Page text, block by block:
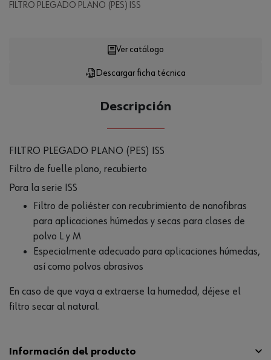
FILTRO PLEGADO PLANO (PES) ISS
Loading...
Descargar ficha técnica
Ver catálogo
Descripción
FILTRO PLEGADO PLANO (PES) ISS
Filtro de fuelle plano, recubierto
Para la serie ISS
Filtro de poliéster con recubrimiento de nanofibras
para aplicaciones húmedas y secas para clases de
polvo L y M
Especialmente adecuado para aplicaciones húmedas,
así como polvos abrasivos
En caso de que vaya a extraerse la humedad, déjese el
filtro secar al natural.
Información del producto